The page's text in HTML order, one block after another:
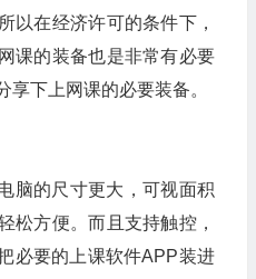
以在经济许可的条件下，
课的装备也是非常有必要
享下上网课的必要装备。
脑的尺寸更大，可视面积
松方便。而且支持触控，
必要的上课软件APP装进